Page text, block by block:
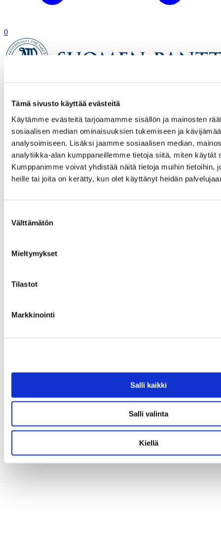
Tämä sivusto käyttää evästeitä
Käytämme evästeitä tarjoamamme sisällön ja mainosten
sosiaalisen median ominaisuuksien tukemiseen ja
analysoimiseen. Lisäksi jaamme sosiaalisen median,
analytiikka-alan kumppaneillemme tietoja siitä, miten käytät
Kumppanimme voivat yhdistää näitä tietoja muihin tietoihin,
heille tai joita on kerätty, kun olet käyttänyt heidän
valinta
Välttämätön
Mieltymykset
Tilastot
Markkinointi
Salli kaikki
Salli valinta
Kiellä
0
Verkkokauppa
Olet antanut virheellisen osoitteen tai kyseinen esine on varattu tai